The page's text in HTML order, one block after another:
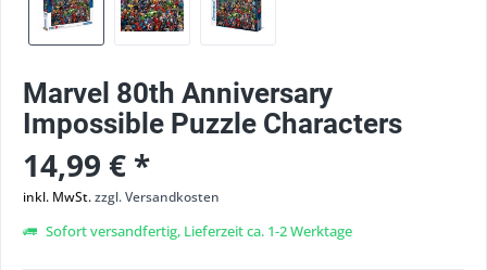
Marvel 80th Anniversary
Impossible Puzzle Characters
14,99 € *
inkl. MwSt.zzgl. Versandkosten
Sofort versandfertig, Lieferzeit ca. 1-2 Werktage